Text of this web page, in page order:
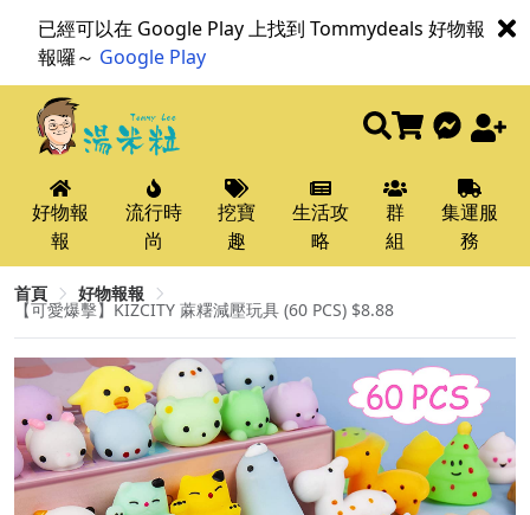
已經可以在 Google Play 上找到 Tommydeals 好物報
報囉～ Google Play
好物報
報
流行時
尚
挖寶
趣
生活攻
略
群
組
集運服
務
首頁 好物報報
【可愛爆擊】KIZCITY 蔴糬減壓玩具 (60 PCS) $8.88​